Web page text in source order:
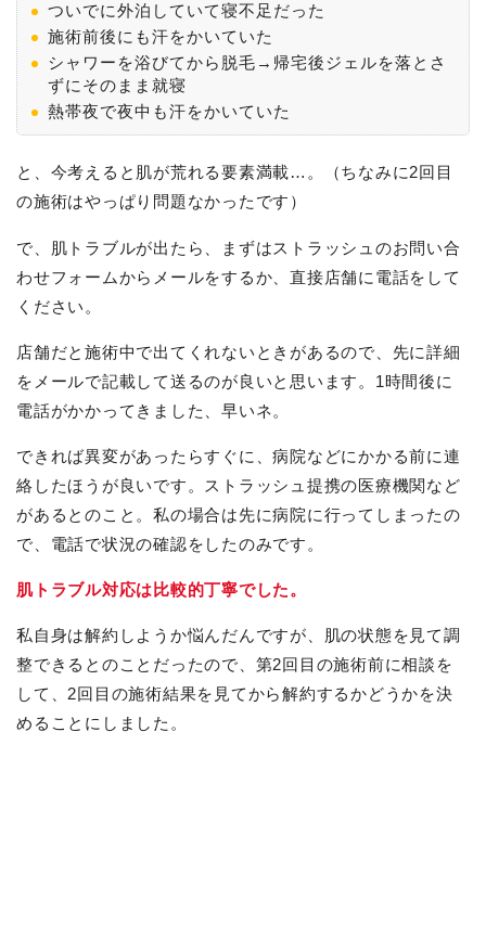
ついでに外泊していて寝不足だった
施術前後にも汗をかいていた
シャワーを浴びてから脱毛→帰宅後ジェルを落とさ
ずにそのまま就寝
熱帯夜で夜中も汗をかいていた
と、今考えると肌が荒れる要素満載…。（ちなみに2回目
の施術はやっぱり問題なかったです）
で、肌トラブルが出たら、まずはストラッシュのお問い合
わせフォームからメールをするか、直接店舗に電話をして
ください。
店舗だと施術中で出てくれないときがあるので、先に詳細
をメールで記載して送るのが良いと思います。1時間後に
電話がかかってきました、早いネ。
できれば異変があったらすぐに、病院などにかかる前に連
絡したほうが良いです。ストラッシュ提携の医療機関など
があるとのこと。私の場合は先に病院に行ってしまったの
で、電話で状況の確認をしたのみです。
肌トラブル対応は比較的丁寧でした。
私自身は解約しようか悩んだんですが、肌の状態を見て調
整できるとのことだったので、第2回目の施術前に相談を
して、2回目の施術結果を見てから解約するかどうかを決
めることにしました。